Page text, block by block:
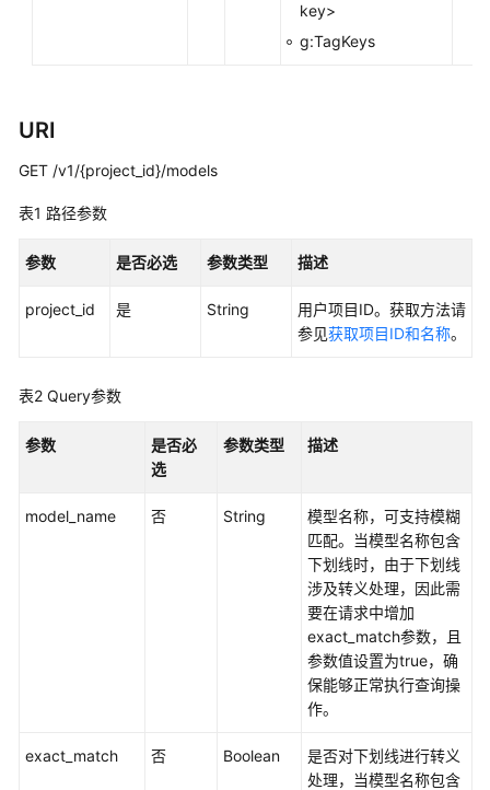
练
理
署
模
型
源
key>
g:TagKeys
URI
GET /v1/{project_id}/models
表1 路径参数
参数 是否必选 参数类型 描述
project_id 是 String
用户项目ID。获取方法请
参见获取项目ID和名称。
表2 Query参数
参数
是否必
选
参数类型 描述
model_name 否 String
模型名称，可支持模糊
匹配。当模型名称包含
下划线时，由于下划线
涉及转义处理，因此需
要在请求中增加
exact_match参数，且
参数值设置为true，确
保能够正常执行查询操
作。
exact_match 否 Boolean
是否对下划线进行转义
处理，当模型名称包含